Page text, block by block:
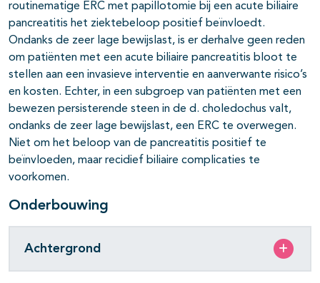
routinematige ERC met papillotomie bij een acute biliaire
pancreatitis het ziektebeloop positief beïnvloedt.
Ondanks de zeer lage bewijslast, is er derhalve geen reden
om patiënten met een acute biliaire pancreatitis bloot te
stellen aan een invasieve interventie en aanverwante risico’s
en kosten. Echter, in een subgroep van patiënten met een
bewezen persisterende steen in de d. choledochus valt,
ondanks de zeer lage bewijslast, een ERC te overwegen.
Niet om het beloop van de pancreatitis positief te
beïnvloeden, maar recidief biliaire complicaties te
voorkomen.
Onderbouwing
Achtergrond